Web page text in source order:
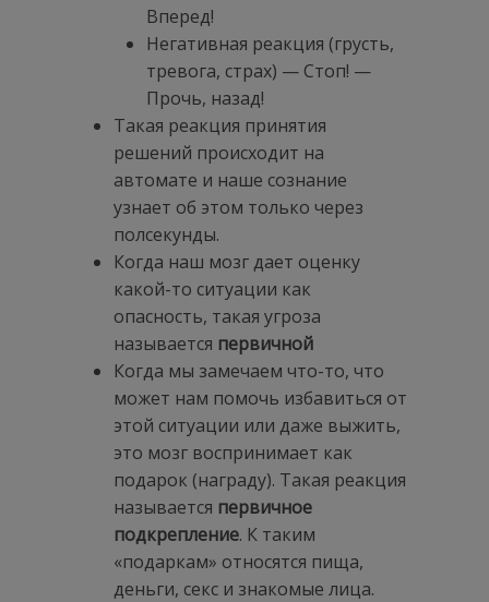
Вперед!
Негативная реакция (грусть,
тревога, страх) — Стоп! —
Прочь, назад!
Такая реакция принятия
решений происходит на
автомате и наше сознание
узнает об этом только через
полсекунды.
Когда наш мозг дает оценку
какой-то ситуации как
опасность, такая угроза
называется первичной
Когда мы замечаем что-то, что
может нам помочь избавиться от
этой ситуации или даже выжить,
это мозг воспринимает как
подарок (награду). Такая реакция
называется первичное
подкрепление. К таким
«подаркам» относятся пища,
деньги, секс и знакомые лица.